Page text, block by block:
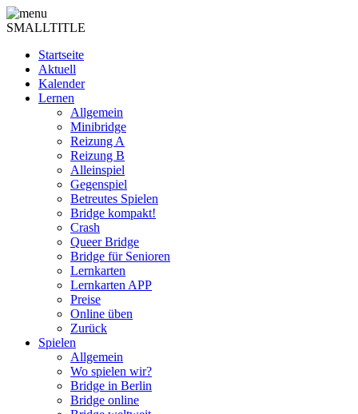
SMALLTITLE
Startseite
Aktuell
Kalender
Lernen
Allgemein
Minibridge
Reizung A
Reizung B
Alleinspiel
Gegenspiel
Betreutes Spielen
Bridge kompakt!
Crash
Queer Bridge
Bridge für Senioren
Lernkarten
Lernkarten APP
Preise
Online üben
Zurück
Spielen
Allgemein
Wo spielen wir?
Bridge in Berlin
Bridge online